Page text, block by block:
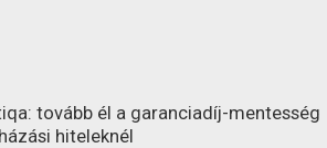
tovább él a garanciadíj-mentesség
hiteleknél